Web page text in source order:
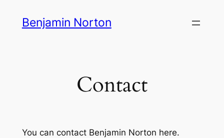
Benjamin Norton
Contact
You can contact Benjamin Norton here.